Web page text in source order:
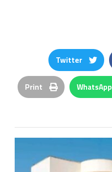
Twitter
WhatsApp
Print